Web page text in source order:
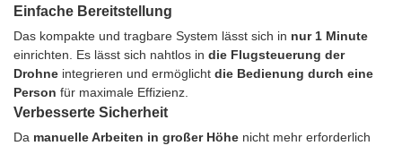
Einfache Bereitstellung
Das kompakte und tragbare System lässt sich in nur 1 Minute
einrichten. Es lässt sich nahtlos in die Flugsteuerung der
Drohne integrieren und ermöglicht die Bedienung durch eine
Person für maximale Effizienz.
Verbesserte Sicherheit
Da manuelle Arbeiten in großer Höhe nicht mehr erforderlich